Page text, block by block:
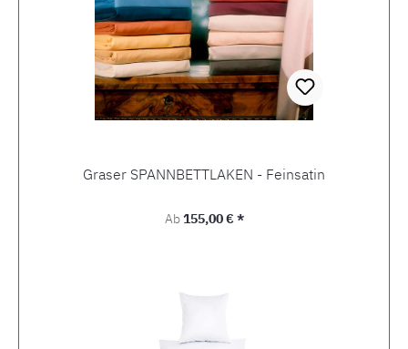
Graser SPANNBETTLAKEN - Feinsatin
Regulärer Preis:
Ab155,00 € *